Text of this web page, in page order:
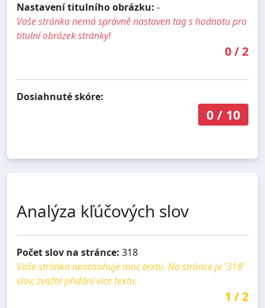
Nastavení titulního obrázku: -
Vaše stránka nemá správně nastaven tag s hodnotu pro
titulní obrázek stránky!
0/2
Dosiahnuté skóre:
0/ 10
Analýza kľúčových slov
Počet slov na stránce: 318
Vaše stránka neobsahuje moc textu. Na stránce je '318'
slov, zvažte přidání více textu.
1 /2